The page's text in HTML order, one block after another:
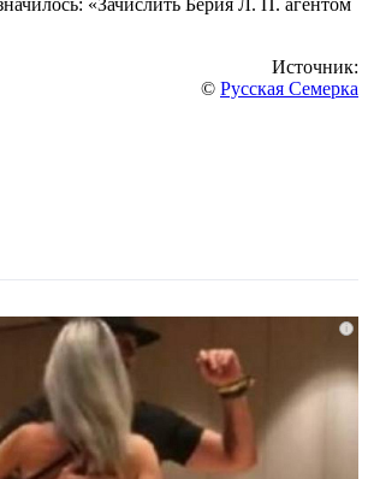
«Зачислить Берия Л. П. агентом
Источник:
© Русская Семерка
i